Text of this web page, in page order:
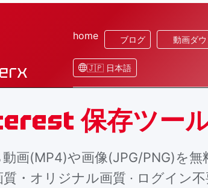
home ブログ 動画ダ
🇯🇵 日本語
保存ツー
画(MP4)や画像(JPG/PNG)を無
質・オリジナル画質 · ログイン